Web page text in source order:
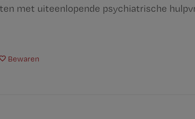
met uiteenlopende psychiatrische
Bewaren